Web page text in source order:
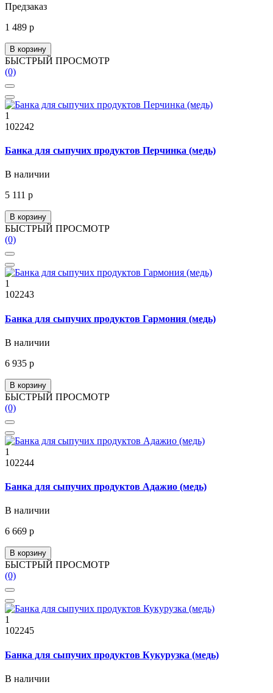
Предзаказ
1 489 р
В корзину
БЫСТРЫЙ ПРОСМОТР
(0)
1
102242
Банка для сыпучих продуктов Перчинка (медь)
В наличии
5 111 р
В корзину
БЫСТРЫЙ ПРОСМОТР
(0)
1
102243
Банка для сыпучих продуктов Гармония (медь)
В наличии
6 935 р
В корзину
БЫСТРЫЙ ПРОСМОТР
(0)
1
102244
Банка для сыпучих продуктов Адажио (медь)
В наличии
6 669 р
В корзину
БЫСТРЫЙ ПРОСМОТР
(0)
1
102245
Банка для сыпучих продуктов Кукурузка (медь)
В наличии